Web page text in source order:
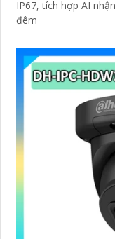
IP67, tích hợp AI
đêm